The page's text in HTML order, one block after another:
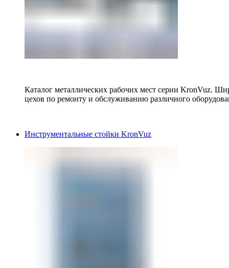
Каталог металлических рабочих мест серии KronVuz.
цехов по ремонту и обслуживанию различного
Инструментальные стойки KronVuz